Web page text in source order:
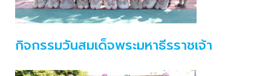
กิจกรรมวันสมเด็จพระมหาธีรราชเจ้า